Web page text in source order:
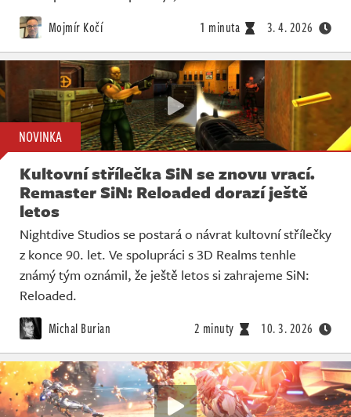
Mojmír Kočí 1 minuta 3. 4. 2026
NOVINKA
Kultovní střílečka SiN se znovu vrací.
Remaster SiN: Reloaded dorazí ještě
letos
Nightdive Studios se postará o návrat kultovní střílečky
z konce 90. let. Ve spolupráci s 3D Realms tenhle
známý tým oznámil, že ještě letos si zahrajeme SiN:
Reloaded.
Michal Burian 2 minuty 10. 3. 2026